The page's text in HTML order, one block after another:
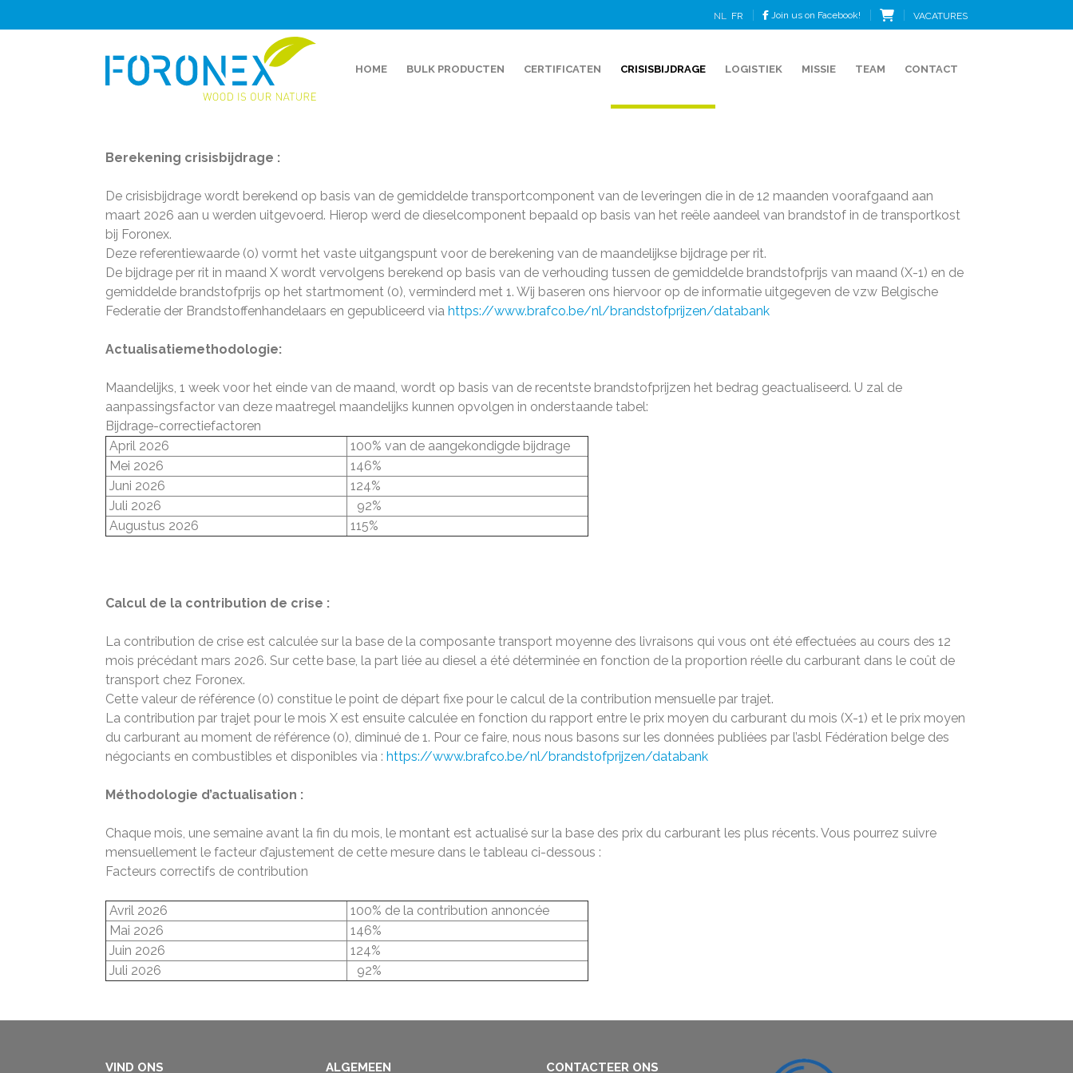
NL FR Join us on Facebook! VACATURES
HOME BULK PRODUCTEN CERTIFICATEN CRISISBIJDRAGE LOGISTIEK MISSIE TEAM CONTACT
Berekening crisisbijdrage :
De crisisbijdrage wordt berekend op basis van de gemiddelde transportcomponent van de leveringen die in de 12 maanden voorafgaand aan
maart 2026 aan u werden uitgevoerd. Hierop werd de dieselcomponent bepaald op basis van het reële aandeel van brandstof in de transportkost
bij Foronex.
Deze referentiewaarde (0) vormt het vaste uitgangspunt voor de berekening van de maandelijkse bijdrage per rit.
De bijdrage per rit in maand X wordt vervolgens berekend op basis van de verhouding tussen de gemiddelde brandstofprijs van maand (X-1) en de
gemiddelde brandstofprijs op het startmoment (0), verminderd met 1. Wij baseren ons hiervoor op de informatie uitgegeven de vzw Belgische
Federatie der Brandstoffenhandelaars en gepubliceerd via https://www.brafco.be/nl/brandstofprijzen/databank
Actualisatiemethodologie:
Maandelijks, 1 week voor het einde van de maand, wordt op basis van de recentste brandstofprijzen het bedrag geactualiseerd. U zal de
aanpassingsfactor van deze maatregel maandelijks kunnen opvolgen in onderstaande tabel:
Bijdrage-correctiefactoren
April 2026
100% van de aangekondigde bijdrage
Mei 2026
146%
Juni 2026
124%
Juli 2026
92%
Augustus 2026
115%
Calcul de la contribution de crise :
La contribution de crise est calculée sur la base de la composante transport moyenne des livraisons qui vous ont été effectuées au cours des 12
mois précédant mars 2026. Sur cette base, la part liée au diesel a été déterminée en fonction de la proportion réelle du carburant dans le coût de
transport chez Foronex.
Cette valeur de référence (0) constitue le point de départ fixe pour le calcul de la contribution mensuelle par trajet.
La contribution par trajet pour le mois X est ensuite calculée en fonction du rapport entre le prix moyen du carburant du mois (X-1) et le prix moyen
du carburant au moment de référence (0), diminué de 1. Pour ce faire, nous nous basons sur les données publiées par l’asbl Fédération belge des
négociants en combustibles et disponibles via : https://www.brafco.be/nl/brandstofprijzen/databank
Méthodologie d’actualisation :
Chaque mois, une semaine avant la fin du mois, le montant est actualisé sur la base des prix du carburant les plus récents. Vous pourrez suivre
mensuellement le facteur d’ajustement de cette mesure dans le tableau ci-dessous :
Facteurs correctifs de contribution
Avril 2026
100% de la contribution annoncée
Mai 2026
146%
Juin 2026
124%
Juli 2026
92%
VIND ONS ALGEMEEN CONTACTEER ONS